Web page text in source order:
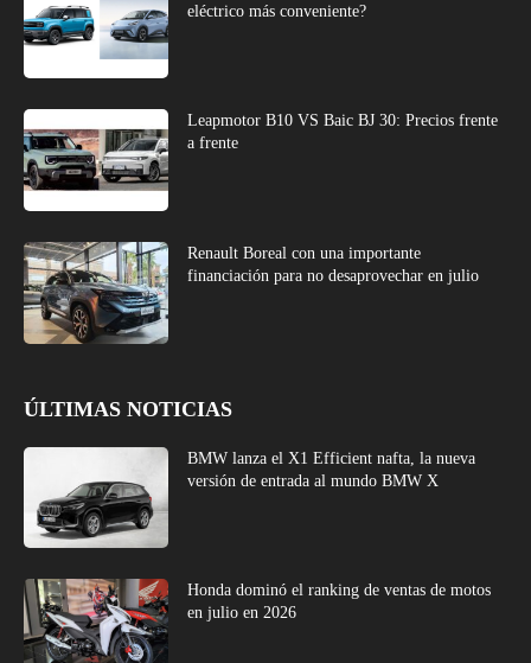
eléctrico más conveniente?
Leapmotor B10 VS Baic BJ 30: Precios frente
a frente
Renault Boreal con una importante
financiación para no desaprovechar en julio
ÚLTIMAS NOTICIAS
BMW lanza el X1 Efficient nafta, la nueva
versión de entrada al mundo BMW X
Honda dominó el ranking de ventas de motos
en julio en 2026